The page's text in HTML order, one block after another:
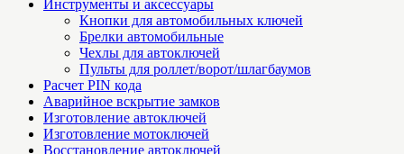
Инструменты и аксессуары
Кнопки для автомобильных ключей
Брелки автомобильные
Чехлы для автоключей
Пульты для роллет/ворот/шлагбаумов
Расчет PIN кода
Аварийное вскрытие замков
Изготовление автоключей
Изготовление мотоключей
Восстановление автоключей